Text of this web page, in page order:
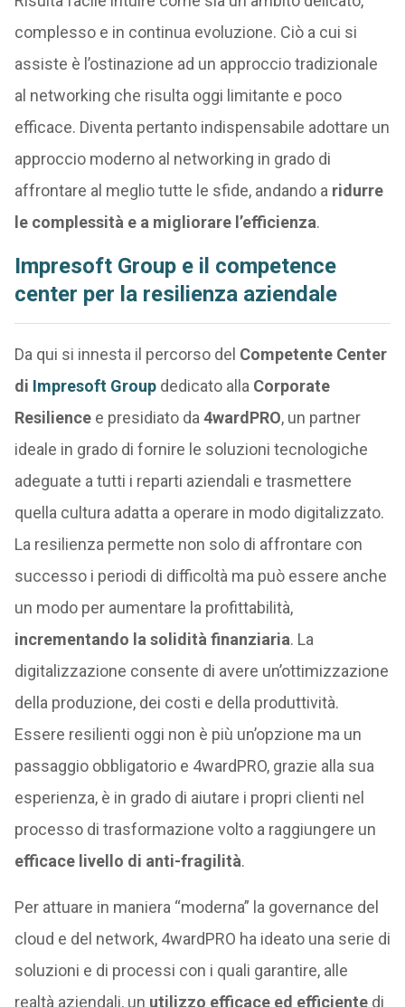
complesso e in continua evoluzione. Ciò a cui si
assiste è l’ostinazione ad un approccio tradizionale
al networking che risulta oggi limitante e poco
efficace. Diventa pertanto indispensabile adottare un
approccio moderno al networking in grado di
affrontare al meglio tutte le sfide, andando a ridurre
le complessità e a migliorare l’efficienza.
Impresoft Groupe il competence
center per la resilienza aziendale
Da qui si innesta il percorso del Competente Center
di Impresoft Groupdedicato alla Corporate
Resiliencee presidiato da 4wardPRO, un partner
ideale in grado di fornire le soluzioni tecnologiche
adeguate a tutti i reparti aziendali e trasmettere
quella cultura adatta a operare in modo digitalizzato.
La resilienza permette non solo di affrontare con
successo i periodi di difficoltà ma può essere anche
un modo per aumentare la profittabilità,
incrementando la solidità finanziaria. La
digitalizzazione consente di avere un’ottimizzazione
della produzione, dei costi e della produttività.
Essere resilienti oggi non è più un’opzione ma un
passaggio obbligatorio e 4wardPRO, grazie alla sua
esperienza, è in grado di aiutare i propri clienti nel
processo di trasformazione volto a raggiungere un
efficace livello di anti-fragilità.
Per attuare in maniera “moderna” la governance del
cloud e del network, 4wardPRO ha ideato una serie di
soluzioni e di processi con i quali garantire, alle
realtà aziendali, un utilizzo efficace ed efficientedi